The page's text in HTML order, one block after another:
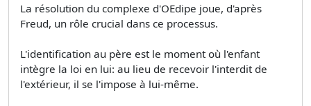
La résolution du complexe d'OEdipe joue, d'après
Freud, un rôle crucial dans ce processus.
L'identification au père est le moment où l'enfant
intègre la loi en lui: au lieu de recevoir l'interdit de
l'extérieur, il se l'impose à lui-même.